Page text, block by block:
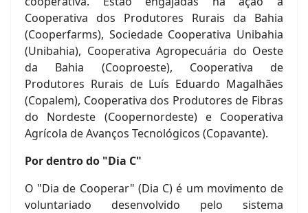
Cooperativa dos Produtores Rurais da Bahia
(Cooperfarms), Sociedade Cooperativa Unibahia
(Unibahia), Cooperativa Agropecuária do Oeste
da Bahia (Cooproeste), Cooperativa de
Produtores Rurais de Luís Eduardo Magalhães
(Copalem), Cooperativa dos Produtores de Fibras
do Nordeste (Coopernordeste) e Cooperativa
Agrícola de Avanços Tecnológicos (Copavante).
Por dentro do "Dia C"
O "Dia de Cooperar" (Dia C) é um movimento de
voluntariado desenvolvido pelo sistema